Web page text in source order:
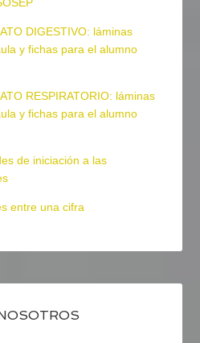
DIGESTIVO: láminas
y fichas para el alumno
RESPIRATORIO: láminas
y fichas para el alumno
de iniciación a las
entre una cifra